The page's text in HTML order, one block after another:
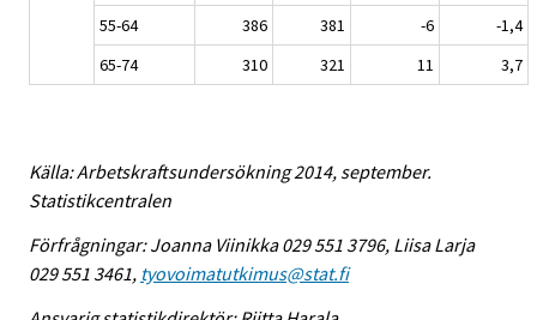
55-64
386 381 -6
-1,4
65-74
310 321 11 3,7
Källa: Arbetskraftsundersökning 2014, september.
Statistikcentralen
Förfrågningar: Joanna Viinikka 029 551 3796, Liisa Larja
029 551 3461, tyovoimatutkimus@stat.fi